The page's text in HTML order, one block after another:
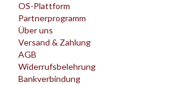
OS-Plattform
Partnerprogramm
Über uns
Versand & Zahlung
AGB
Widerrufsbelehrung
Bankverbindung